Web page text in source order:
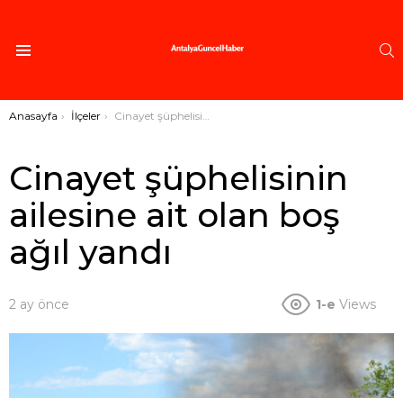
Buradasınız:
Anasayfa İlçeler Cinayet şüphelisinin ailesine ait olan boş ağıl yandı
Cinayet şüphelisinin
ailesine ait olan boş
ağıl yandı
2 ay önce 1-e Views